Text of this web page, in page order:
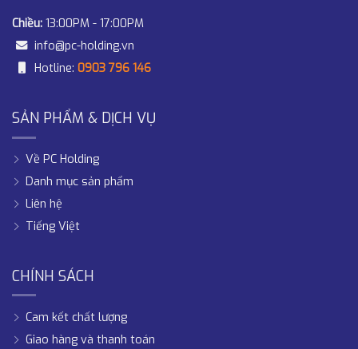
Chiều: 13:00PM - 17:00PM
info@pc-holding.vn
Hotline: 0903 796 146
SẢN PHẨM & DỊCH VỤ
Về PC Holding
Danh mục sản phẩm
Liên hệ
Tiếng Việt
CHÍNH SÁCH
Cam kết chất lượng
Giao hàng và thanh toán